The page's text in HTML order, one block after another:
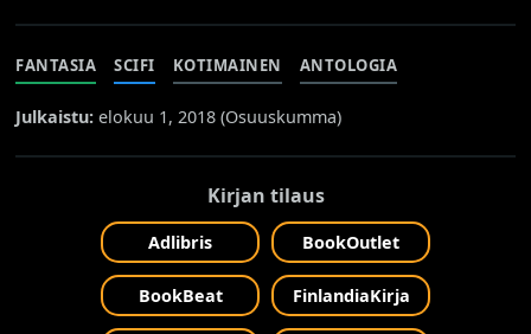
FANTASIA SCIFI KOTIMAINEN ANTOLOGIA
Julkaistu: elokuu 1, 2018 (Osuuskumma)
Kirjan tilaus
Adlibris BookOutlet
BookBeat FinlandiaKirja